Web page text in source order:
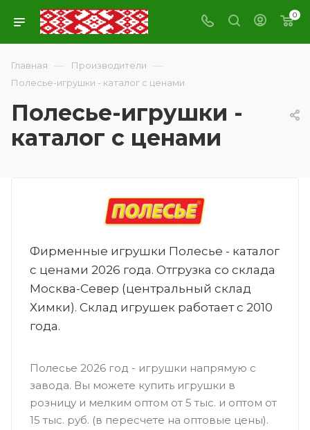
0
Главная — Производители —
Полесье-игрушки - каталог с ценами
Полесье-игрушки -
каталог с ценами
Фирменные игрушки Полесье - каталог
с ценами 2026 года. Отгрузка со склада
Москва-Север (центральный склад
Химки). Склад игрушек работает с 2010
года.
Полесье 2026 год - игрушки напрямую с
завода. Вы можете купить игрушки в
розницу и мелким оптом от 5 тыс. и оптом от
15 тыс. руб. (в пересчете на оптовые цены).